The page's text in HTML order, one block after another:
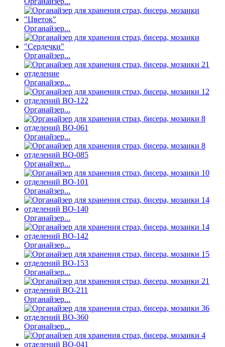
Органайзер...
Органайзер...
Органайзер...
Органайзер...
Органайзер...
Органайзер...
Органайзер...
Органайзер...
Органайзер...
Органайзер...
Органайзер...
Органайзер...